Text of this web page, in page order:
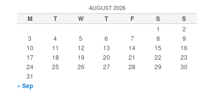
AUGUST 2026
M T W T F S S
1
2
3
4 5 6 7 8
9
10
11 12 13 14 15
16
17
18 19 20 21 22
23
24
25 26 27 28 29
30
31
« Sep